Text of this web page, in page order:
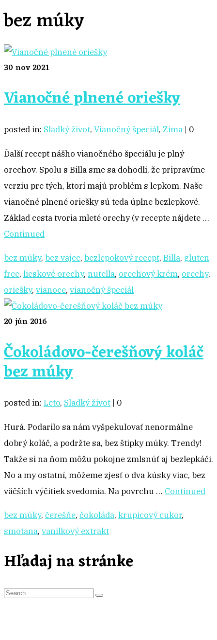
bez múky
30 nov 2021
Vianočné plnené oriešky
posted in: Sladký život, Vianočný špeciál, Zima | 0
Ďalší recept nášho vianočného špeciálu je plný
orechov. Spolu s Billa sme sa dohodli, že pripravíme
verziu pre tých, ktorí majú problém s lepkom. Naše
vianočné plnené oriešky sú teda úplne bezlepkové.
Základ cesta tvoria mleté orechy (v recepte nájdete …
Continued
bez múky, bez vajec, bezlepokový recept, Billa, gluten
free, lieskové orechy, nutella, orechový krém, orechy,
oriešky, vianoce, vianočný špeciál
20 jún 2016
Čokoládovo-čerešňový koláč
bez múky
posted in: Leto, Sladký život | 0
Hurá. Podarilo sa nám vyšpekulovať nenormálne
dobrý koláč, a podržte sa, bez štipky múky. Trendy!
Takže si na ňom môžu pokojne zmlsnúť aj bezlepkáči.
No a my ostatní, môžeme zjesť o dva kúsky viac, bez
väčších výčitiek svedomia. Na povrchu … Continued
bez múky, čerešňe, čokoláda, krupicový cukor,
smotana, vanilkový extrakt
Hľadaj na stránke
S